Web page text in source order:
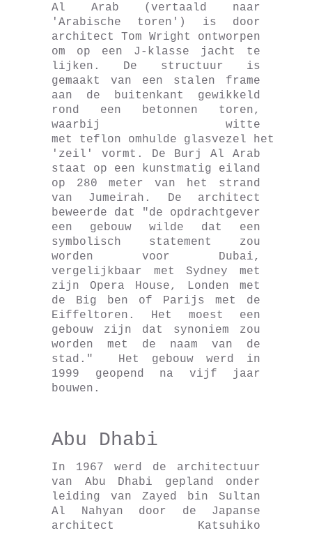
Al Arab (vertaald naar
'Arabische toren') is door
architect Tom Wright ontworpen
om op een J-klasse jacht te
lijken. De structuur is
gemaakt van een stalen frame
aan de buitenkant gewikkeld
rond een betonnen toren,
waarbij witte
met teflon omhulde glasvezel het
'zeil' vormt. De Burj Al Arab
staat op een kunstmatig eiland
op 280 meter van het strand
van Jumeirah. De architect
beweerde dat "de opdrachtgever
een gebouw wilde dat een
symbolisch statement zou
worden voor Dubai,
vergelijkbaar met Sydney met
zijn Opera House, Londen met
de Big ben of Parijs met de
Eiffeltoren. Het moest een
gebouw zijn dat synoniem zou
worden met de naam van de
stad." Het gebouw werd in
1999 geopend na vijf jaar
bouwen.
Abu Dhabi
In 1967 werd de architectuur
van Abu Dhabi gepland onder
leiding van Zayed bin Sultan
Al Nahyan door de Japanse
architect Katsuhiko